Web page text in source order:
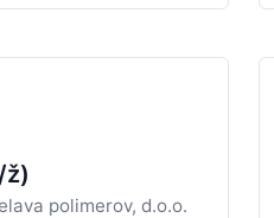
ž)
polimerov, d.o.o.